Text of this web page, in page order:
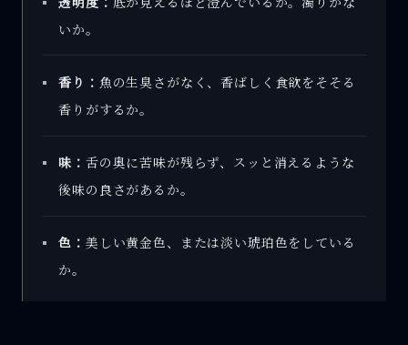
いか。
香り： 魚の生臭さがなく、香ばしく食欲をそそる
香りがするか。
味： 舌の奥に苦味が残らず、スッと消えるような
後味の良さがあるか。
色： 美しい黄金色、または淡い琥珀色をしている
か。